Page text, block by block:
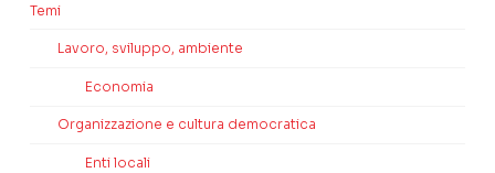
Temi
Lavoro, sviluppo, ambiente
Economia
Organizzazione e cultura democratica
Enti locali